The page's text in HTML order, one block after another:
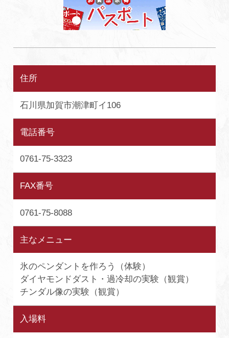
住所
石川県加賀市潮津町イ106
電話番号
0761-75-3323
FAX番号
0761-75-8088
主なメニュー
氷のペンダントを作ろう（体験）
ダイヤモンドダスト・過冷却の実験（観賞）
チンダル像の実験（観賞）
入場料